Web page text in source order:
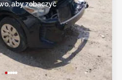
aby zobaczyć